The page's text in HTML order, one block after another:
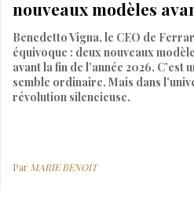
nouveaux modèles
Benedetto Vigna, le CEO de
équivoque : deux nouveaux
avant la fin de l’année 2026.
semble ordinaire. Mais dans
révolution silencieuse.
Par MARIE BENOIT